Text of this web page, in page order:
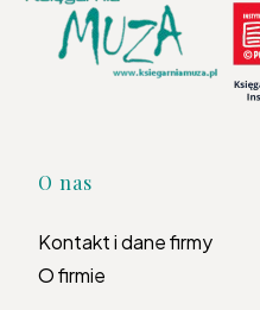
Linki w stopce
O nas
Kontakt i dane firmy
O firmie